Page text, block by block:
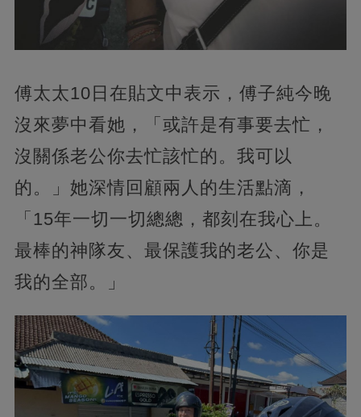
傅太太10日在貼文中表示，傅子純今晚
沒來夢中看她，「或許是有事要去忙，
沒關係老公你去忙該忙的。我可以
的。」她深情回顧兩人的生活點滴，
「15年一切一切總總，都刻在我心上。
最棒的神隊友、最保護我的老公、你是
我的全部。」